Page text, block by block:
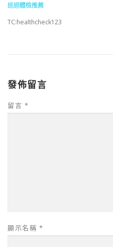
巡迴體檢推薦
TC:healthcheck123
發佈留言
留言 *
顯示名稱 *